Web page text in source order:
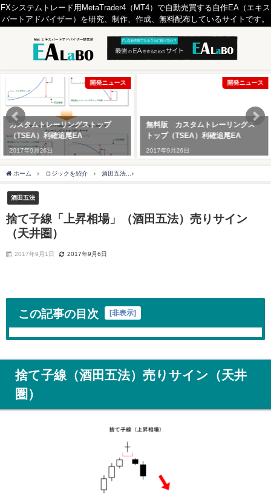
FXシステムトレード用MetaTrader4（MT4）で自動売買する自作EA（エキス
パートアドバイザー）を研究、制作、作成、無料配布しているサイトです。
開発ニュース
カスタムトレーリングストップ
（TSEA）利確追尾EA
2017年9月26日
開発ニュース
無料版 カスタムトレーリングス
トップ（TSEA）利確追尾EA
2017年9月26日
ホーム ロジックを紹介 酒田五法
酒田五法
捨て子線「上昇相場」（酒田五法）売りサイン
（天井圏）
2017年9月1日 2017年9月6日
この記事の目次 [非表示]
捨て子線（酒田五法）売りサイン（天井
圏）